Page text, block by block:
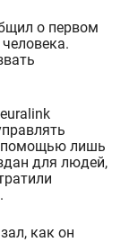
о первом
.
помощью лишь
для людей,
как он